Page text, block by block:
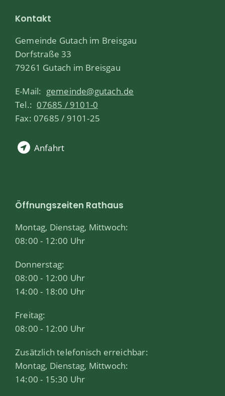
Kontakt
Gemeinde Gutach im Breisgau
Dorfstraße 33
79261 Gutach im Breisgau
E-Mail: gemeinde@gutach.de
Tel.: 07685 / 9101-0
Fax: 07685 / 9101-25
Anfahrt
Öffnungszeiten Rathaus
Montag, Dienstag, Mittwoch:
08:00 - 12:00 Uhr
Donnerstag:
08:00 - 12:00 Uhr
14:00 - 18:00 Uhr
Freitag:
08:00 - 12:00 Uhr
Zusätzlich telefonisch erreichbar:
Montag, Dienstag, Mittwoch:
14:00 - 15:30 Uhr